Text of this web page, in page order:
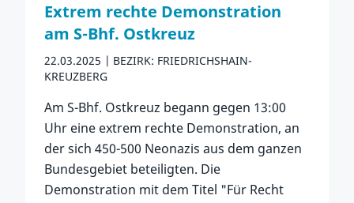
Extrem rechte Demonstration
am S-Bhf. Ostkreuz
22.03.2025
BEZIRK: FRIEDRICHSHAIN-
KREUZBERG
Am S-Bhf. Ostkreuz begann gegen 13:00
Uhr eine extrem rechte Demonstration, an
der sich 450-500 Neonazis aus dem ganzen
Bundesgebiet beteiligten. Die
Demonstration mit dem Titel "Für Recht